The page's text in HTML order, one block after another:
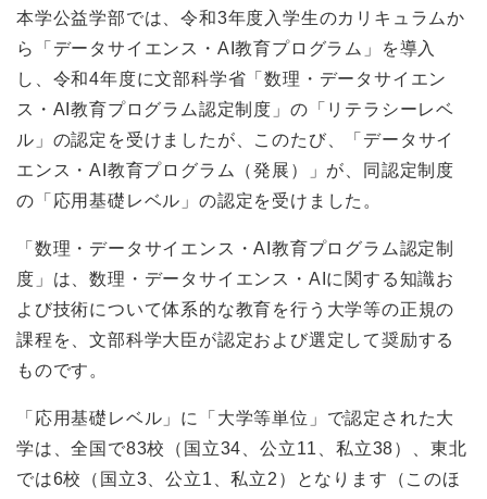
本学公益学部では、令和3年度入学生のカリキュラムか
ら「データサイエンス・AI教育プログラム」を導入
し、令和4年度に文部科学省「数理・データサイエン
ス・AI教育プログラム認定制度」の「リテラシーレベ
ル」の認定を受けましたが、このたび、「データサイ
エンス・AI教育プログラム（発展）」が、同認定制度
の「応用基礎レベル」の認定を受けました。
「数理・データサイエンス・AI教育プログラム認定制
度」は、数理・データサイエンス・AIに関する知識お
よび技術について体系的な教育を行う大学等の正規の
課程を、文部科学大臣が認定および選定して奨励する
ものです。
「応用基礎レベル」に「大学等単位」で認定された大
学は、全国で83校（国立34、公立11、私立38）、東北
では6校（国立3、公立1、私立2）となります（このほ